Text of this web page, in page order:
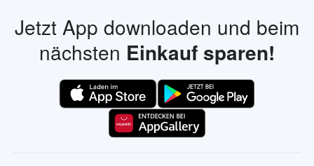
Jetzt App downloaden und beim
nächsten Einkauf sparen!